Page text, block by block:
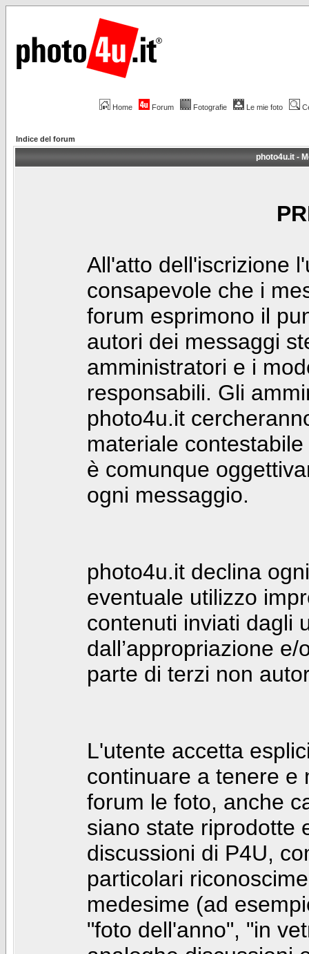
Home Forum Fotografie Le mie foto
Indice del forum
photo4u.it -
All'atto dell'iscrizione
consapevole che i
forum esprimono il
autori dei messaggi
amministratori e i
responsabili. Gli
photo4u.it
materiale
è comunque
ogni messaggio.
photo4u.it declina
eventuale utilizzo
contenuti inviati dagli
dall’appropriazione
parte di terzi non
L'utente accetta
continuare a tenere e
forum le foto, anche
siano state riprodotte
discussioni di P4U,
particolari
medesime (ad
"foto dell'anno", "in